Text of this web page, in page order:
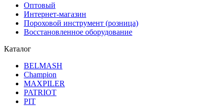
Оптовый
Интернет-магазин
Пороховой инструмент (розница)
Восстановленное оборудование
Каталог
BELMASH
Champion
MAXPILER
PATRIOT
PIT